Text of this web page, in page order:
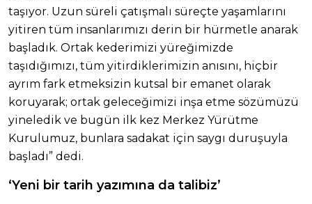
taşıyor. Uzun süreli çatışmalı süreçte yaşamlarını
yitiren tüm insanlarımızı derin bir hürmetle anarak
başladık. Ortak kederimizi yüreğimizde
taşıdığımızı, tüm yitirdiklerimizin anısını, hiçbir
ayrım fark etmeksizin kutsal bir emanet olarak
koruyarak; ortak geleceğimizi inşa etme sözümüzü
yineledik ve bugün ilk kez Merkez Yürütme
Kurulumuz, bunlara sadakat için saygı duruşuyla
başladı” dedi.
‘Yeni bir tarih yazımına da talibiz’